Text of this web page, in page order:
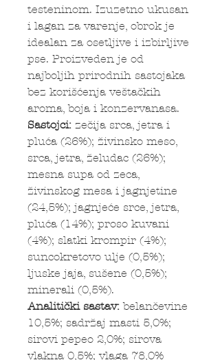
testeninom. Izuzetno ukusan
i lagan za varenje, obrok je
idealan za osetljive i izbirljive
pse. Proizveden je od
najboljih prirodnih sastojaka
bez korišćenja veštačkih
aroma, boja i konzervanasa.
Sastojci: zečija srca, jetra i
pluća (26%); živinsko meso,
srca, jetra, želudac (26%);
mesna supa od zeca,
živinskog mesa i jagnjetine
(24,5%); jagnjeće srce, jetra,
pluća (14%); proso kuvani
(4%); slatki krompir (4%);
suncokretovo ulje (0,5%);
ljuske jaja, sušene (0,5%);
minerali (0,5%).
Analitički sastav:belančevine
10,5%; sadržaj masti 5,0%;
sirovi pepeo 2,0%; sirova
vlakna 0,5%; vlaga 78,0%